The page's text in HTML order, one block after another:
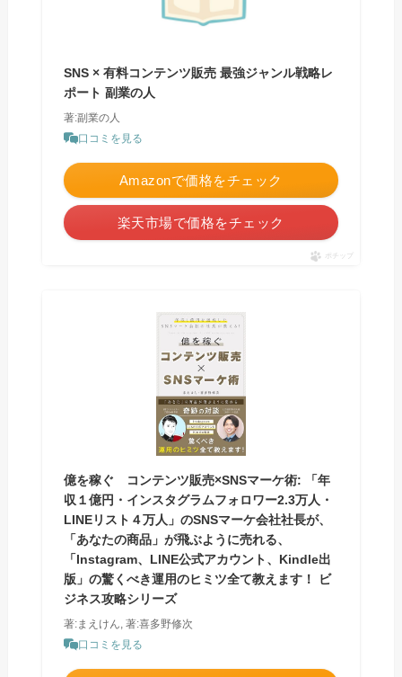
SNS × 有料コンテンツ販売 最強ジャンル戦略レ
ポート 副業の人
著:副業の人
口コミを見る
Amazonで価格をチェック
楽天市場で価格をチェック
ポチップ
億を稼ぐ コンテンツ販売×SNSマーケ術: 「年
収１億円・インスタグラムフォロワー2.3万人・
LINEリスト４万人」のSNSマーケ会社社長が、
「あなたの商品」が飛ぶように売れる、
「Instagram、LINE公式アカウント、Kindle出
版」の驚くべき運用のヒミツ全て教えます！ ビ
ジネス攻略シリーズ
著:まえけん, 著:喜多野修次
口コミを見る